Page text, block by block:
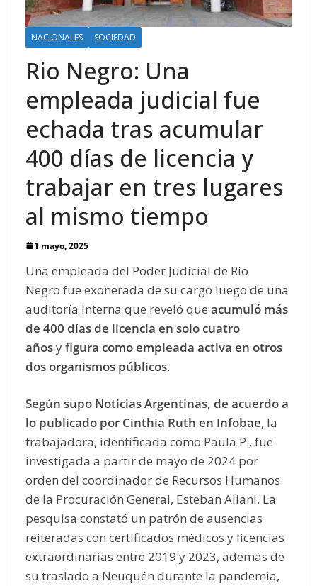
NACIONALES SOCIEDAD
Rio Negro: Una
empleada judicial fue
echada tras acumular
400 días de licencia y
trabajar en tres lugares
al mismo tiempo
1 mayo, 2025
Una empleada del Poder Judicial de Río
Negro fue exonerada de su cargo luego de una
auditoría interna que reveló que acumuló más
de 400 días de licencia en solo cuatro
añosyfigura como empleada activa en otros
dos organismos públicos.
Según supo Noticias Argentinas, de acuerdo a
lo publicado por Cinthia Ruth en Infobae, la
trabajadora, identificada como Paula P., fue
investigada a partir de mayo de 2024 por
orden del coordinador de Recursos Humanos
de la Procuración General, Esteban Aliani. La
pesquisa constató un patrón de ausencias
reiteradas con certificados médicos y licencias
extraordinarias entre 2019 y 2023, además de
su traslado a Neuquén durante la pandemia,